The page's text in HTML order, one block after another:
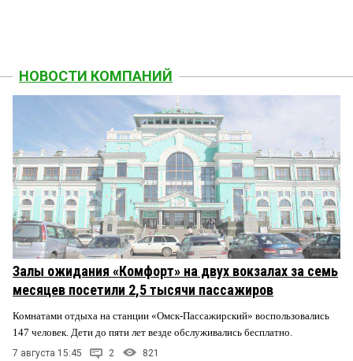
НОВОСТИ КОМПАНИЙ
Залы ожидания «Комфорт» на двух вокзалах за семь
месяцев посетили 2,5 тысячи пассажиров
Комнатами отдыха на станции «Омск-Пассажирский» воспользовались
147 человек. Дети до пяти лет везде обслуживались бесплатно.
7 августа 15:45 2 821